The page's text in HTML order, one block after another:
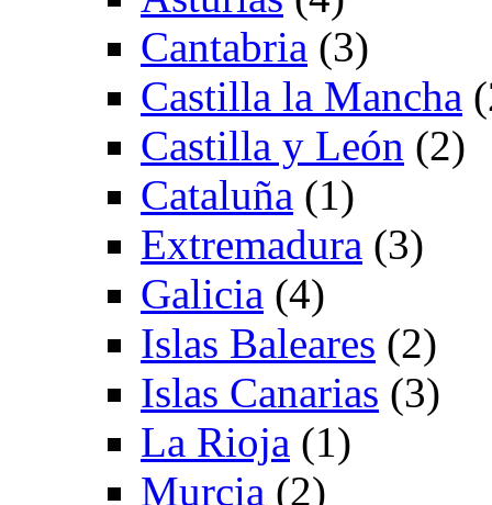
Cantabria (3)
Castilla la Mancha
Castilla y León (2)
Cataluña (1)
Extremadura (3)
Galicia (4)
Islas Baleares (2)
Islas Canarias (3)
La Rioja (1)
Murcia (2)